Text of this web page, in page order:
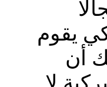
يقوم
أن